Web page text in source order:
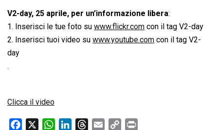
V2-day, 25 aprile, per un’informazione libera:
1. Inserisci le tue foto su www.flickr.com con il tag V2-day
2. Inserisci tuoi video su www.youtube.com con il tag V2-
day
.
Clicca il video
W